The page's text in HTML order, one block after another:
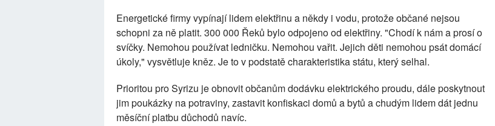
Energetické firmy vypínají lidem elektřinu a někdy i vodu, protože občané nejsou
schopni za ně platit. 300 000 Řeků bylo odpojeno od elektřiny. "Chodí k nám a prosí o
svíčky. Nemohou používat ledničku. Nemohou vařit. Jejich děti nemohou psát domácí
úkoly," vysvětluje kněz. Je to v podstatě charakteristika státu, který selhal.
Prioritou pro Syrizu je obnovit občanům dodávku elektrického proudu, dále poskytnout
jim poukázky na potraviny, zastavit konfiskaci domů a bytů a chudým lidem dát jednu
měsíční platbu důchodů navíc.